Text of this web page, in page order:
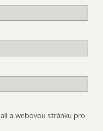
a webovou stránku pro